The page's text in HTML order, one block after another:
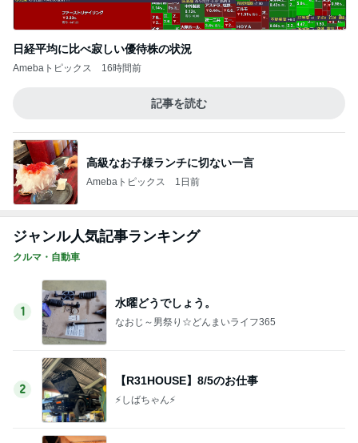
日経平均に比べ寂しい優待株の状況
Amebaトピックス 16時間前
記事を読む
高級なお子様ランチに切ない一言
Amebaトピックス 1日前
ジャンル人気記事ランキング
クルマ・自動車
1
水曜どうでしょう。
なおじ～男祭り☆どんまいライフ365
2
【R31HOUSE】8/5のお仕事
⚡️しばちゃん⚡